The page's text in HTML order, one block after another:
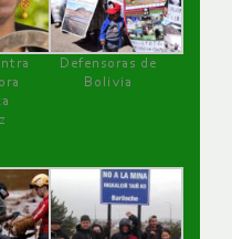
Defensoras de
Bolivia